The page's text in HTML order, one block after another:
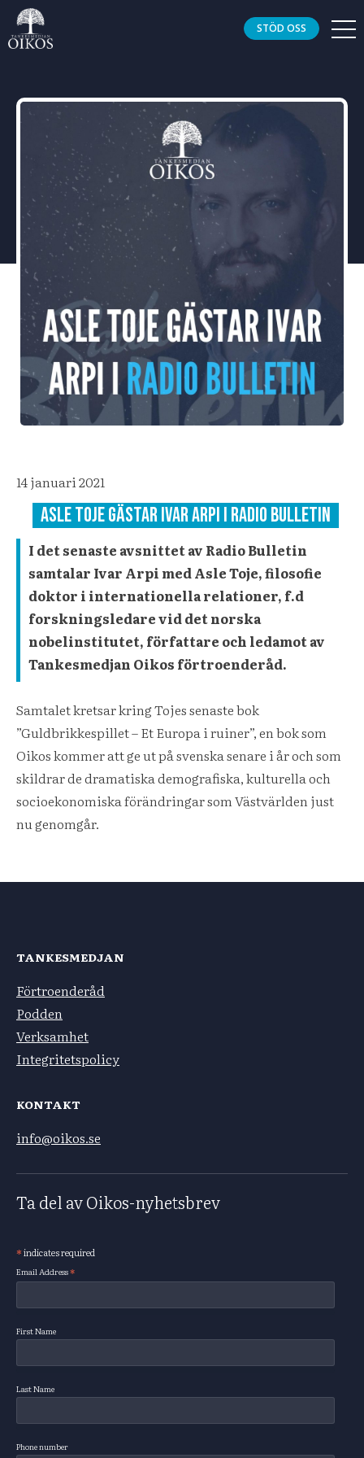
STÖD OSS
14 januari 2021
Asle toje gästar ivar arpi I radio bulletin
I det senaste avsnittet av Radio Bulletin
samtalar Ivar Arpi med Asle Toje, filosofie
doktor i internationella relationer, f.d
forskningsledare vid det norska
nobelinstitutet, författare och ledamot av
Tankesmedjan Oikos förtroenderåd.
Samtalet kretsar kring Tojes senaste bok
”Guldbrikkespillet – Et Europa i ruiner”, en bok som
Oikos kommer att ge ut på svenska senare i år och som
skildrar de dramatiska demografiska, kulturella och
socioekonomiska förändringar som Västvärlden just
nu genomgår.
TANKESMEDJAN
Förtroenderåd
Podden
Verksamhet
Integritetspolicy
KONTAKT
info@oikos.se
Ta del av Oikos-nyhetsbrev
Subscribe
*indicates required
Email Address*
First Name
Last Name
Phone number